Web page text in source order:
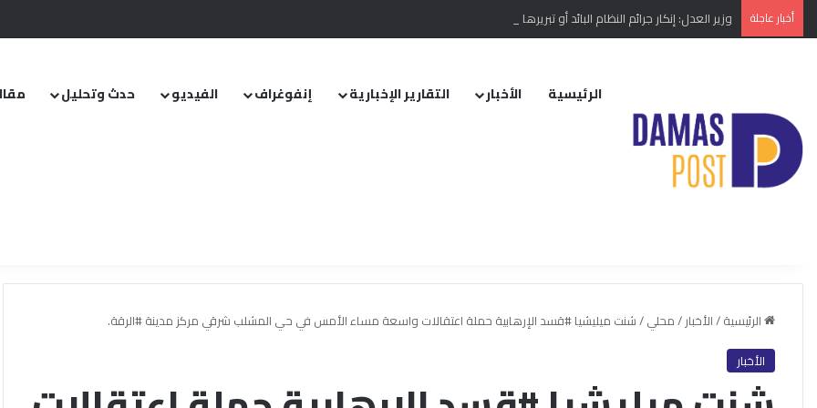
أخبار عاجلة وزير العدل: إنكار جرائم النظام البائد أو تبريرها مخالفة دستورية.. ومشروع قانون خاص إلى مجلس الشعب
الرئيسية الأخبار التقارير الإخبارية إنفوغراف الفيديو حدث وتحليل
الرئيسية/الأخبار/محلي/شنت ميليشيا #قسد الإرهابية حملة اعتقالات واسعة مساء الأمس في حي المشلب شرقي مركز مدينة #الرقة.
الأخبار